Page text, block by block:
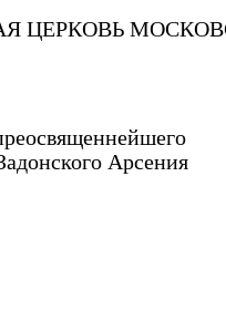
ЦЕРКОВЬ
Арсения